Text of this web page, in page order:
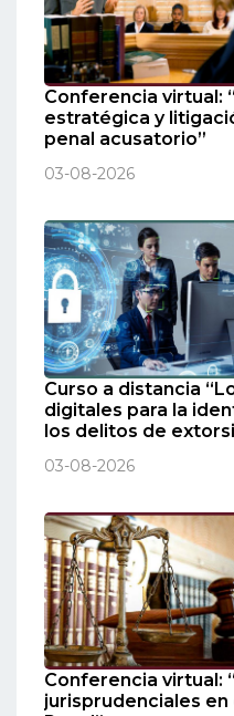
Conferencia virtual:
estratégica y
penal acusatorio”
03-08-2026
Curso a distancia
digitales para la
los delitos de
03-08-2026
Conferencia virtual:
jurisprudenciales en